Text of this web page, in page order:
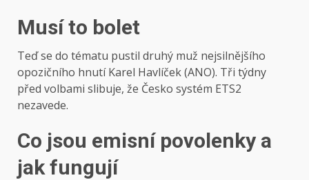
Musí to bolet
Teď se do tématu pustil druhý muž nejsilnějšího
opozičního hnutí Karel Havlíček (ANO). Tři týdny
před volbami slibuje, že Česko systém ETS2
nezavede.
Co jsou emisní povolenky a
jak fungují